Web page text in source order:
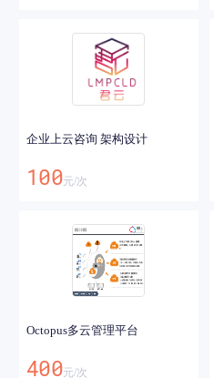
企业上云咨询 架构设计
100元/次
Octopus多云管理平台
400元/次